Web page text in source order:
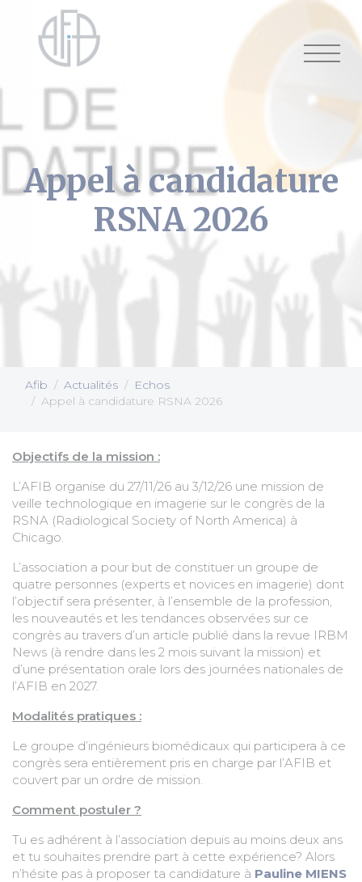
Appel à candidature
RSNA 2026
Afib Actualités
Echos
Appel à candidature RSNA 2026
Objectifs de la mission :
L’AFIB organise du 27/11/26 au 3/12/26 une mission de
veille technologique en imagerie sur le congrès de la
RSNA (Radiological Society of North America) à
Chicago.
L’association a pour but de constituer un groupe de
quatre personnes (experts et novices en imagerie) dont
l’objectif sera présenter, à l’ensemble de la profession,
les nouveautés et les tendances observées sur ce
congrès au travers d’un article publié dans la revue IRBM
News (à rendre dans les 2 mois suivant la mission) et
d’une présentation orale lors des journées nationales de
l’AFIB en 2027.
Modalités pratiques :
Le groupe d’ingénieurs biomédicaux qui participera à ce
congrès sera entièrement pris en charge par l’AFIB et
couvert par un ordre de mission.
Comment postuler ?
Tu es adhérent à l’association depuis au moins deux ans
et tu souhaites prendre part à cette expérience? Alors
n’hésite pas à proposer ta candidature à Pauline MIENS
Cookies management panel